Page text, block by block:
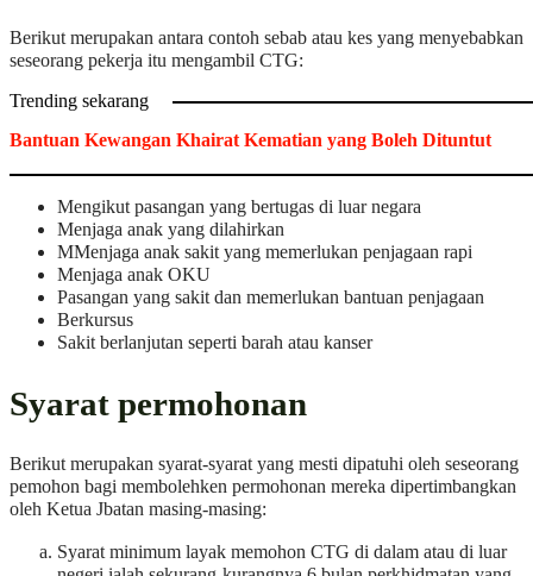
Berikut merupakan antara contoh sebab atau kes yang menyebabkan
seseorang pekerja itu mengambil CTG:
Trending sekarang
Bantuan Kewangan Khairat Kematian yang Boleh Dituntut
Mengikut pasangan yang bertugas di luar negara
Menjaga anak yang dilahirkan
MMenjaga anak sakit yang memerlukan penjagaan rapi
Menjaga anak OKU
Pasangan yang sakit dan memerlukan bantuan penjagaan
Berkursus
Sakit berlanjutan seperti barah atau kanser
Syarat permohonan
Berikut merupakan syarat-syarat yang mesti dipatuhi oleh seseorang
pemohon bagi membolehken permohonan mereka dipertimbangkan
oleh Ketua Jbatan masing-masing:
Syarat minimum layak memohon CTG di dalam atau di luar